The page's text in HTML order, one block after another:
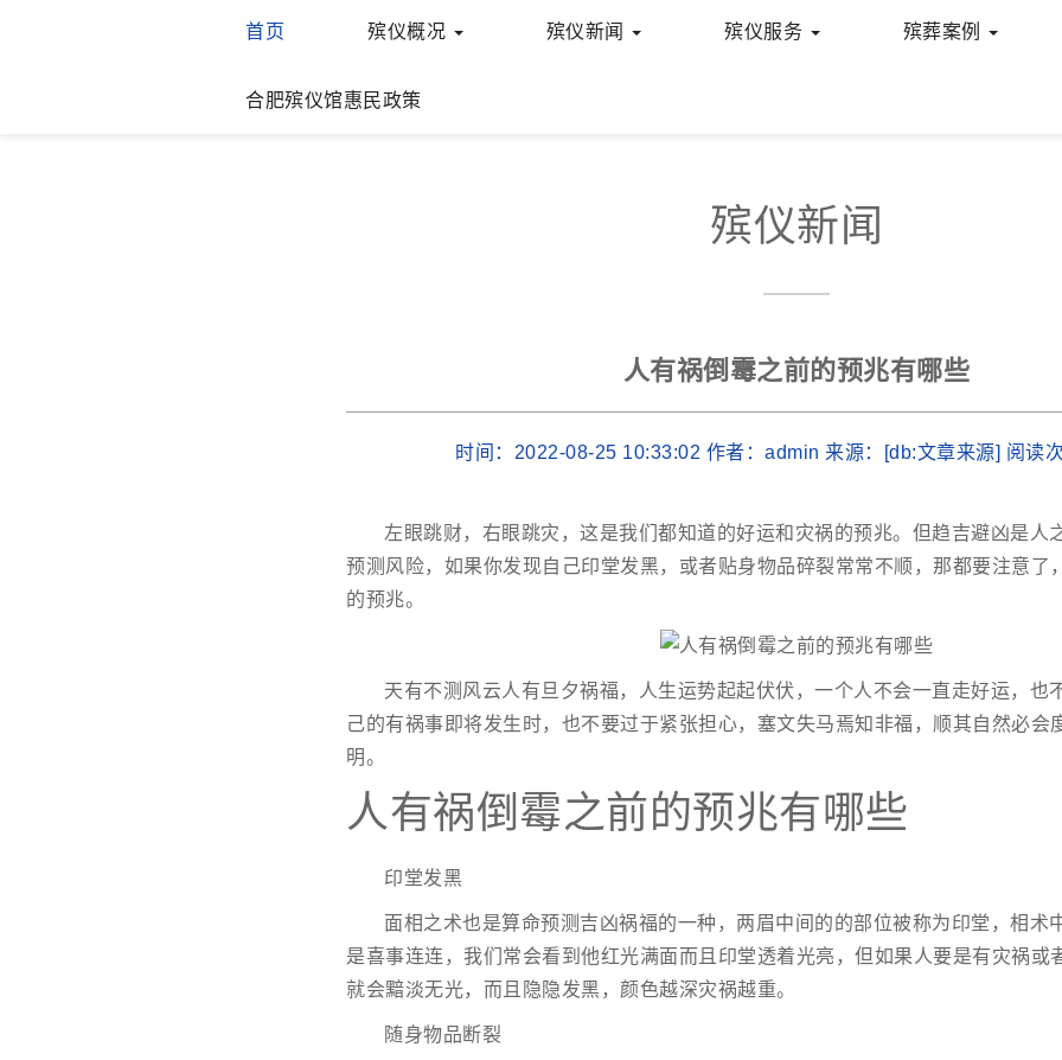
首页 殡仪概况 殡仪新闻 殡仪服务 殡葬案例
合肥殡仪馆惠民政策
殡仪新闻
人有祸倒霉之前的预兆有哪些
时间：2022-08-25 10:33:02 作者：admin 来源：[db:文章来源] 阅读
左眼跳财，右眼跳灾，这是我们都知道的好运和灾祸的预兆。但趋吉避凶是人
预测风险，如果你发现自己印堂发黑，或者贴身物品碎裂常常不顺，那都要注意了
的预兆。
天有不测风云人有旦夕祸福，人生运势起起伏伏，一个人不会一直走好运，也
己的有祸事即将发生时，也不要过于紧张担心，塞文失马焉知非福，顺其自然必会
明。
人有祸倒霉之前的预兆有哪些
印堂发黑
面相之术也是算命预测吉凶祸福的一种，两眉中间的的部位被称为印堂，相术
是喜事连连，我们常会看到他红光满面而且印堂透着光亮，但如果人要是有灾祸或
就会黯淡无光，而且隐隐发黑，颜色越深灾祸越重。
随身物品断裂